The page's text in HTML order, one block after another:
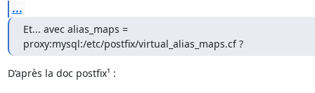
...
Et... avec alias_maps =
proxy:mysql:/etc/postfix/virtual_alias_maps.cf ?
D’après la doc postfix¹ :